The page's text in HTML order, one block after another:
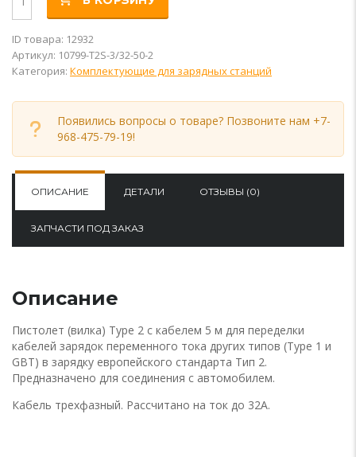
ID товара: 12932
Артикул: 10799-T2S-3/32-50-2
Категория: Комплектующие для зарядных станций
Появились вопросы о товаре? Позвоните нам +7-
968-475-79-19!
ОПИСАНИЕ ДЕТАЛИ ОТЗЫВЫ (0)
ЗАПЧАСТИ ПОД ЗАКАЗ
Описание
Пистолет (вилка) Type 2 с кабелем 5 м для переделки
кабелей зарядок переменного тока других типов (Type 1 и
GBT) в зарядку европейского стандарта Тип 2.
Предназначено для соединения с автомобилем.
Кабель трехфазный. Рассчитано на ток до 32А.